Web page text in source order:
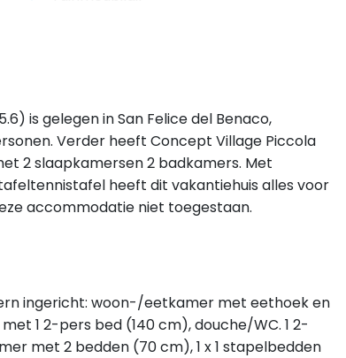
is gelegen in San Felice del Benaco,
Verder heeft Concept Village Piccola
2 slaapkamersen 2 badkamers. Met
heeft dit vakantiehuis alles voor
accommodatie niet toegestaan.
ingericht: woon-/eetkamer met eethoek en
1 2-pers bed (140 cm), douche/WC. 1 2-
met 2 bedden (70 cm), 1 x 1 stapelbedden